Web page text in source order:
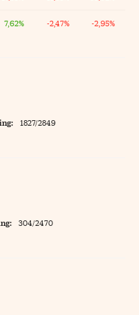
7,62% -2,47% -2,95%
1827/2849
304/2470